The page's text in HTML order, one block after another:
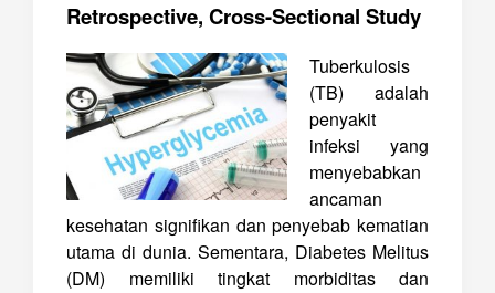
Retrospective, Cross-Sectional Study
Tuberkulosis
(TB) adalah
penyakit
infeksi yang
menyebabkan
ancaman
kesehatan signifikan dan penyebab kematian
utama di dunia. Sementara, Diabetes Melitus
(DM) memiliki tingkat morbiditas dan